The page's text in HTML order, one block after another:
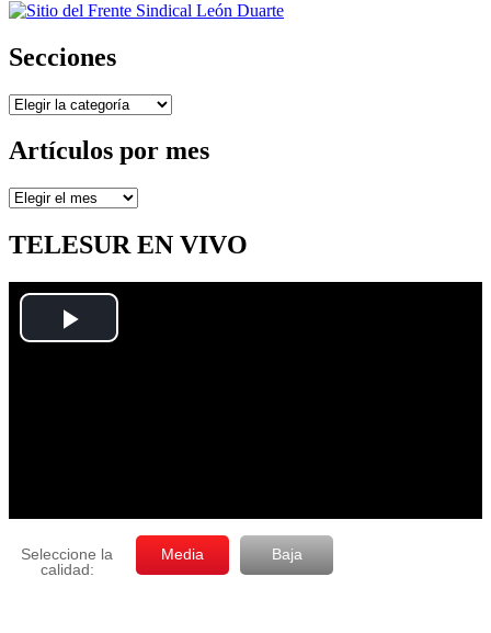
Secciones
Secciones
Artículos por mes
Artículos
mes
TELESUR EN VIVO